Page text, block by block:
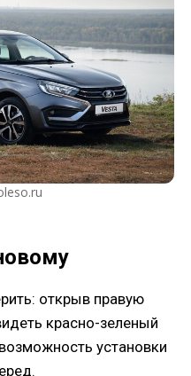
открыв правую
красно-зеленый
установки